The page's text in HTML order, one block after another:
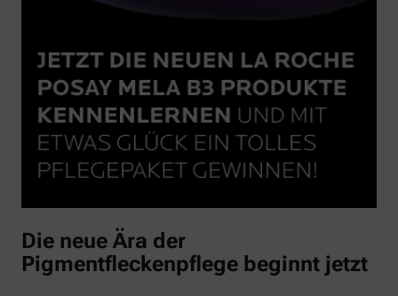
Die neue Ära der
Pigmentfleckenpflege beginnt jetzt